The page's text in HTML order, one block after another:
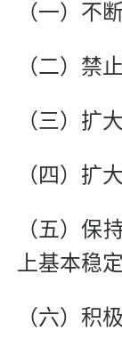
（一）不
（二）禁
（三）扩
（四）扩
（五）保
上基本稳定
（六）积